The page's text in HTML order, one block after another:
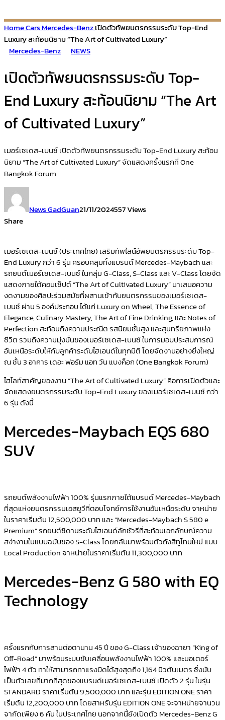
HomeCarsMercedes-Benzเปิดตัวทัพยนตรกรรมระดับ Top-End
Luxury สะท้อนนิยาม “The Art of Cultivated Luxury”
Mercedes-Benz
NEWS
เปิดตัวทัพยนตรกรรมระดับ Top-
End Luxury สะท้อนนิยาม “The Art
of Cultivated Luxury”
เมอร์เซเดส-เบนซ์ เปิดตัวทัพยนตรกรรมระดับ Top-End Luxury สะท้อน
นิยาม “The Art of Cultivated Luxury” จัดแสดงครั้งแรกที่ One
Bangkok Forum
News GadGuan21/11/2024557 Views
Share
เมอร์เซเดส-เบนซ์ (ประเทศไทย) เสริมทัพไลน์อัพยนตรกรรมระดับ Top-
End Luxury กว่า 6 รุ่น ครอบคลุมทั้งแบรนด์ Mercedes-Maybach และ
รถยนต์เมอร์เซเดส-เบนซ์ ในกลุ่ม G-Class, S-Class และ V-Class โดยจัด
แสดงภายใต้คอนเซ็ปต์ “The Art of Cultivated Luxury” นาเสนอความ
งดงามของศิลปะร่วมสมัยที่ผสานเข้ากับยนตรกรรมของเมอร์เซเดส-
เบนซ์ ผ่าน 5 องค์ประกอบ ได้แก่ Luxury on Wheel, The Essence of
Elegance, Culinary Mastery, The Art of Fine Drinking, และ Notes of
Perfection สะท้อนถึงความประณีต รสนิยมชั้นสูง และสุนทรียภาพแห่ง
ชีวิต รวมถึงความมุ่งมั่นของเมอร์เซเดส-เบนซ์ ในการมอบประสบการณ์
อันเหนือระดับให้กับลูกค้าระดับไฮเอนด์ในทุกมิติ โดยจัดงานอย่างยิ่งใหญ่
ณ ชั้น 3 อาคาร เดอะ ฟอรัม แอท วัน แบงค็อก (One Bangkok Forum)
ไฮไลท์สาคัญของงาน “The Art of Cultivated Luxury” คือการเปิดตัวและ
จัดแสดงยนตรกรรมระดับ Top-End Luxury ของเมอร์เซเดส-เบนซ์ กว่า
6 รุ่น ดังนี้
Mercedes-Maybach EQS 680
SUV
รถยนต์พลังงานไฟฟ้า 100% รุ่นแรกภายใต้แบรนด์ Mercedes-Maybach
ที่สุดแห่งยนตรกรรมเอสยูวีที่ตอบโจทย์การใช้งานอันเหนือระดับ จาหน่าย
ในราคาเริ่มต้น 12,500,000 บาท และ “Mercedes-Maybach S 580 e
Premium” รถยนต์ซีดานระดับไฮเอนด์ลักชัวรีที่สะท้อนเอกลักษณ์ความ
สง่างามในแบบฉบับของ S-Class โดยกลับมาพร้อมตัวถังสีทูโทนใหม่ แบบ
Local Production จาหน่ายในราคาเริ่มต้น 11,300,000 บาท
Mercedes-Benz G 580 with EQ
Technology
ครั้งแรกกับการสานต่อตานาน 45 ปี ของ G-Class เจ้าของฉายา “King of
Off-Road” มาพร้อมระบบขับเคลื่อนพลังงานไฟฟ้า 100% และมอเตอร์
ไฟฟ้า 4 ตัว ทาให้สามารถทาแรงบิดได้สูงสุดถึง 1,164 นิวตันเมตร ซึ่งนับ
เป็นตัวเลขที่มากที่สุดของแบรนด์เมอร์เซเดส-เบนซ์ เปิดตัว 2 รุ่น ในรุ่น
STANDARD ราคาเริ่มต้น 9,500,000 บาท และรุ่น EDITION ONE ราคา
เริ่มต้น 12,200,000 บาท โดยสาหรับรุ่น EDITION ONE จะจาหน่ายจานวน
จากัดเพียง 6 คัน ในประเทศไทย นอกจากนี้ยังเปิดตัว Mercedes-Benz G